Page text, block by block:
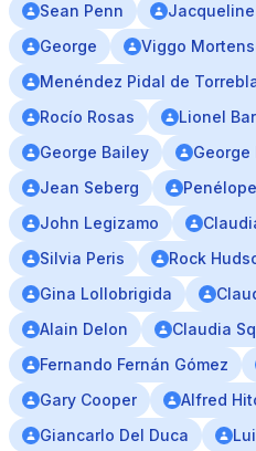
Sean Penn
George
Viggo
Menéndez Pidal de
Rocío Rosas
Lionel
George Bailey
George
Jean Seberg
John Legizamo
Silvia Peris
Rock
Gina Lollobrigida
Alain Delon
Claudia
Fernando Fernán Gómez
Gary Cooper
Alfred
Giancarlo Del Duca